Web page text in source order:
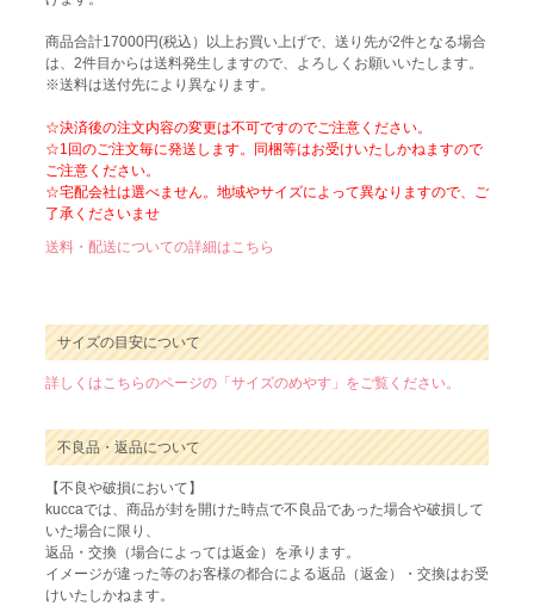
商品合計17000円(税込）以上お買い上げで、送り先が2件となる場合
は、2件目からは送料発生しますので、よろしくお願いいたします。
※送料は送付先により異なります。
☆決済後の注文内容の変更は不可ですのでご注意ください。
☆1回のご注文毎に発送します。同梱等はお受けいたしかねますので
ご注意ください。
☆宅配会社は選べません。地域やサイズによって異なりますので、ご
了承くださいませ
送料・配送についての詳細はこちら
サイズの目安について
詳しくはこちらのページの「サイズのめやす」をご覧ください。
不良品・返品について
【不良や破損において】
kuccaでは、商品が封を開けた時点で不良品であった場合や破損して
いた場合に限り、
返品・交換（場合によっては返金）を承ります。
イメージが違った等のお客様の都合による返品（返金）・交換はお受
けいたしかねます。